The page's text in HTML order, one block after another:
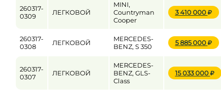
260317-
0309
ЛЕГКОВОЙ
MINI,
Countryman
Cooper
3 410 000
260317-
0308
ЛЕГКОВОЙ
MERCEDES-
BENZ, S 350
5 885 000
260317-
0307
ЛЕГКОВОЙ
MERCEDES-
BENZ, GLS-
Class
15 033 000